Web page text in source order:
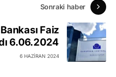
Sonraki haber
Faiz
6.06.2024
6 HAZIRAN 2024